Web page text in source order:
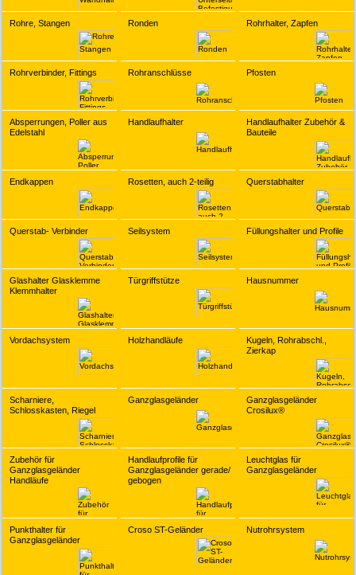
Rohre, Stangen Ronden Rohrhalter, Zapfen
Rohrverbinder, Fittings Rohranschlüsse Pfosten
Absperrungen, Poller aus
Edelstahl
Handlaufhalter
Handlaufhalter Zubehör &
Bauteile
Endkappen Rosetten, auch 2-teilig Querstabhalter
Querstab- Verbinder Seilsystem Füllungshalter und Profile
Glashalter Glasklemme
Klemmhalter
Türgriffstütze Hausnummer
Vordachsystem Holzhandläufe
Kugeln, Rohrabschl.,
Zierkap
Scharniere,
Schlosskasten, Riegel
Ganzglasgeländer
Ganzglasgeländer
Crosilux®
Zubehör für
Ganzglasgeländer
Handläufe
Handlaufprofile für
Ganzglasgeländer gerade/
gebogen
Leuchtglas für
Ganzglasgeländer
Punkthalter für
Ganzglasgeländer
Croso ST-Geländer Nutrohrsystem